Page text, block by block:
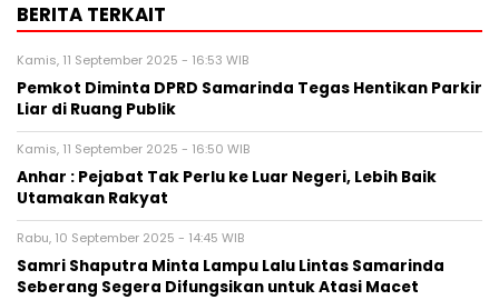
BERITA TERKAIT
Kamis, 11 September 2025 - 16:53 WIB
Pemkot Diminta DPRD Samarinda Tegas Hentikan Parkir
Liar di Ruang Publik
Kamis, 11 September 2025 - 16:50 WIB
Anhar : Pejabat Tak Perlu ke Luar Negeri, Lebih Baik
Utamakan Rakyat
Rabu, 10 September 2025 - 14:45 WIB
Samri Shaputra Minta Lampu Lalu Lintas Samarinda
Seberang Segera Difungsikan untuk Atasi Macet